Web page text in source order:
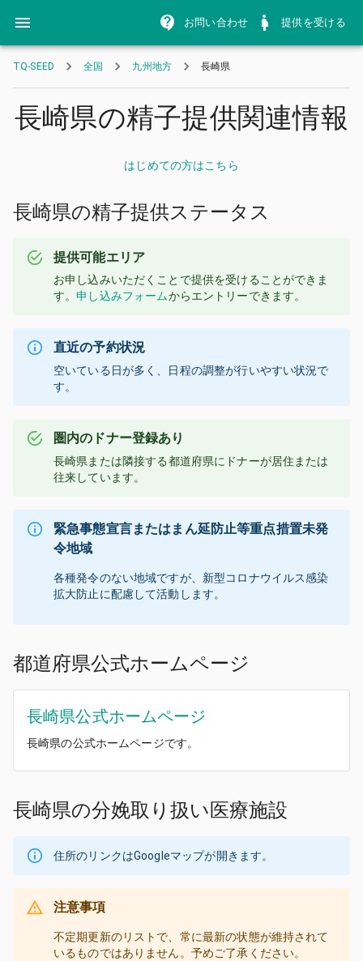
お問い合わせ 提供を受ける
TQ-SEED 全国 九州地方 長崎県
長崎県の精子提供関連情報
はじめての方はこちら
長崎県の精子提供ステータス
提供可能エリア
お申し込みいただくことで提供を受けることができま
す。申し込みフォームからエントリーできます。
直近の予約状況
空いている日が多く、日程の調整が行いやすい状況で
す。
圏内のドナー登録あり
長崎県 または隣接する都道府県にドナーが居住または
往来しています。
緊急事態宣言またはまん延防止等重点措置未発
令地域
各種発令のない地域ですが、新型コロナウイルス感染
拡大防止に配慮して活動します。
都道府県公式ホームページ
長崎県公式ホームページ
長崎県の公式ホームページです。
長崎県の分娩取り扱い医療施設
住所のリンクはGoogleマップが開きます。
注意事項
不定期更新のリストで、常に最新の状態が維持されて
いるものではありません。予めご了承ください。